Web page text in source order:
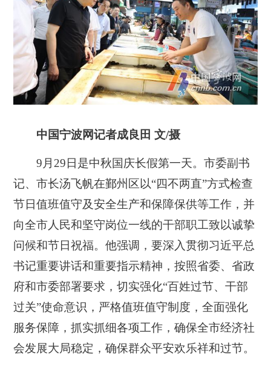
中国宁波网记者成良田 文/摄
9月29日是中秋国庆长假第一天。市委副书
记、市长汤飞帆在鄞州区以“四不两直”方式检查
节日值班值守及安全生产和保障保供等工作，并
向全市人民和坚守岗位一线的干部职工致以诚挚
问候和节日祝福。他强调，要深入贯彻习近平总
书记重要讲话和重要指示精神，按照省委、省政
府和市委部署要求，切实强化“百姓过节、干部
过关”使命意识，严格值班值守制度，全面强化
服务保障，抓实抓细各项工作，确保全市经济社
会发展大局稳定，确保群众平安欢乐祥和过节。